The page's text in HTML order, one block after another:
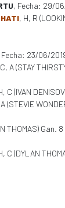
, Fecha: 29/
, H, R
Fecha: 23/06/
A (STAY
C (IVAN
(STEVIE
THOMAS) Gan.
C (DYLAN